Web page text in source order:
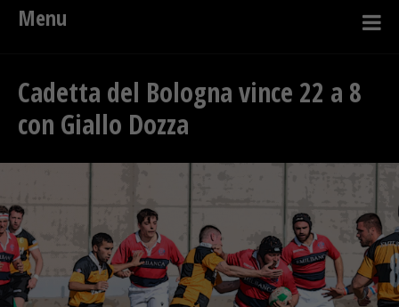
Menu
Cadetta del Bologna vince 22 a 8
con Giallo Dozza